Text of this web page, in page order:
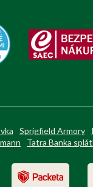
Sprigfield Armory
Tatra Banka